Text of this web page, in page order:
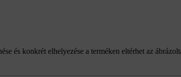
és konkrét elhelyezése a terméken eltérhet az